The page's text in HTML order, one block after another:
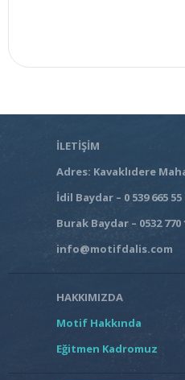
İLETİŞİM
Adres: Kavaklıdere
İdil Baydar – 0 539 665 55
Burak Baydar – 0532 770
info@motifdalis.com
HAKKIMIZDA
Motif Hakkında
Eğitmen Kadromuz